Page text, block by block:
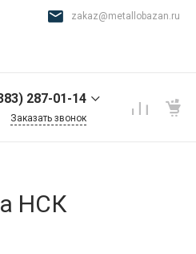
zakaz@metallobazan.ru
287-01-14
пн-пт
Заказать звонок
НСК